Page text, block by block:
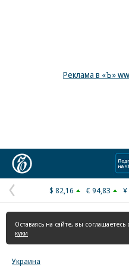
Реклама в «Ъ»
Предыдущая
страница
$ 82,16 € 94,83 ¥
Оставаясь на сайте, вы соглашаетесь
куки
Украина